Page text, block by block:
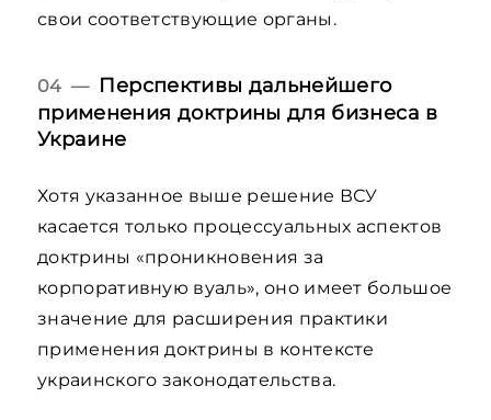
свои соответствующие органы.
04 — Перспективы дальнейшего
применения доктрины для бизнеса в
Украине
Хотя указанное выше решение ВСУ
касается только процессуальных аспектов
доктрины «проникновения за
корпоративную вуаль», оно имеет большое
значение для расширения практики
применения доктрины в контексте
украинского законодательства.